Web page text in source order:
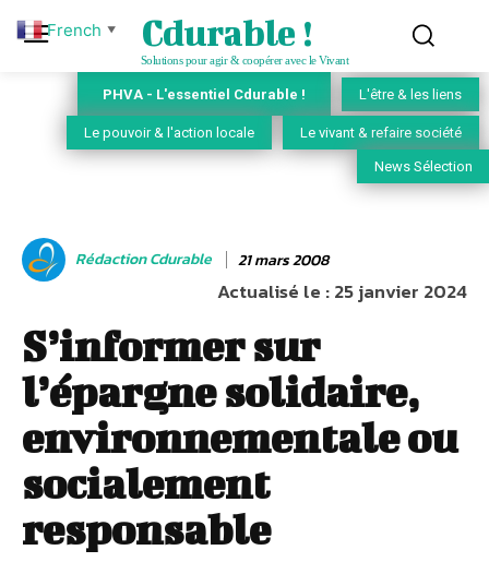
Cdurable !
Solutions pour agir & coopérer avec le Vivant
PHVA - L'essentiel Cdurable ! L'être & les liens
Le pouvoir & l'action locale Le vivant & refaire société
News Sélection
Rédaction Cdurable 21 mars 2008
Actualisé le :25 janvier 2024
S’informer sur
l’épargne solidaire,
environnementale ou
socialement
responsable
French ▼